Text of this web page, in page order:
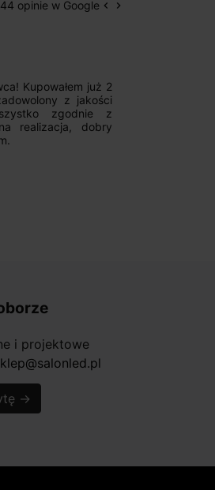
opinie w Google Poprzedni
keyboard_arrow_left Następny
keyboard_arrow_right
Kupowałem już 2
z jakości
zgodnie z
realizacja, dobry
i projektowe
→